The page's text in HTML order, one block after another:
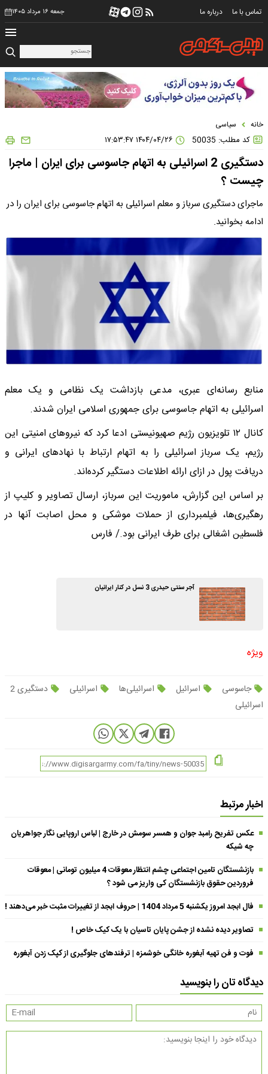
تماس با ما درباره ما جمعه ۱۶ مرداد ۱۴۰۵
خانه سیاسی
کد مطلب: 50035
دستگیری 2 اسرائیلی به اتهام جاسوسی برای ایران | ماجرا
چیست ؟
ماجرای دستگیری سرباز و معلم اسرائیلی به اتهام جاسوسی برای ایران را در
ادامه بخوانید.
منابع رسانه‌ای عبری، مدعی بازداشت یک نظامی و یک معلم
اسرائیلی به اتهام جاسوسی برای جمهوری اسلامی ایران شدند.
کانال ۱۲ تلویزیون رژیم صهیونیستی ادعا کرد که نیروهای امنیتی این
رژیم، یک سرباز اسرائیلی را به اتهام ارتباط با نهادهای ایرانی و
دریافت پول در ازای ارائه اطلاعات دستگیر کرده‌اند.
بر اساس این گزارش، ماموریت این سرباز، ارسال تصاویر و کلیپ از
رهگیری‌ها، فیلمبرداری از حملات موشکی و محل اصابت آنها در
فلسطین اشغالی برای طرف ایرانی بود./ فارس
آجر سنتی حیدری 3 نسل در کنار ایرانیان
ویژه
جاسوسی اسرائیل اسرائیلی‌ها اسرائیلی
دستگیری 2
اسرائیلی
اخبار مرتبط
عکس تفریح رامبد جوان و همسر سومش در خارج | لباس اروپایی نگار جواهریان
چه شیکه
بازنشستگان تامین اجتماعی چشم انتظار معوقات 4 میلیون تومانی | معوقات
فروردین حقوق بازنشستگان کی واریز می شود ؟
فال ابجد امروز یکشنبه 5 مرداد 1404 | حروف ابجد از تغییرات مثبت خبر می‌دهند !
تصاویر دیده نشده از جشن پایان تاسیان با یک کیک خاص !
فوت و فن تهیه آبغوره خانگی خوشمزه | ترفندهای جلوگیری از کپک زدن آبغوره
دیدگاه تان را بنویسید